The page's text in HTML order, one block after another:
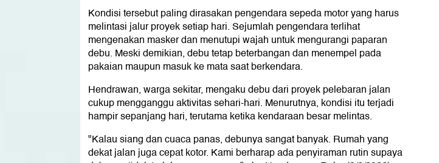
Kondisi tersebut paling dirasakan pengendara sepeda motor yang harus
melintasi jalur proyek setiap hari. Sejumlah pengendara terlihat
mengenakan masker dan menutupi wajah untuk mengurangi paparan
debu. Meski demikian, debu tetap beterbangan dan menempel pada
pakaian maupun masuk ke mata saat berkendara.
Hendrawan, warga sekitar, mengaku debu dari proyek pelebaran jalan
cukup mengganggu aktivitas sehari-hari. Menurutnya, kondisi itu terjadi
hampir sepanjang hari, terutama ketika kendaraan besar melintas.
"Kalau siang dan cuaca panas, debunya sangat banyak. Rumah yang
dekat jalan juga cepat kotor. Kami berharap ada penyiraman rutin supaya